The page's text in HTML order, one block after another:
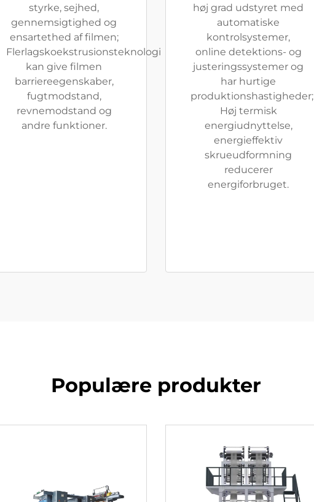
styrke, sejhed,
gennemsigtighed og
ensartethed af filmen;
Flerlagskoekstrusionsteknologi
kan give filmen
barriereegenskaber,
fugtmodstand,
revnemodstand og
andre funktioner.
høj grad udstyret med
automatiske
kontrolsystemer,
online detektions- og
justeringssystemer og
har hurtige
produktionshastigheder;
Høj termisk
energiudnyttelse,
energieffektiv
skrueudformning
reducerer
energiforbruget.
Populære produkter